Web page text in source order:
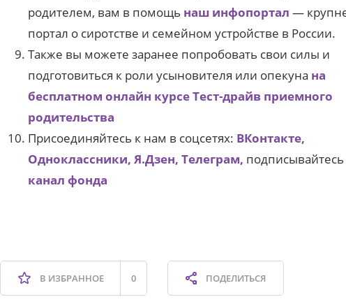
родителем, вам в помощь наш инфопортал —
портал о сиротстве и семейном устройстве в России.
Также вы можете заранее попробовать свои силы и
подготовиться к роли усыновителя или опекуна на
бесплатном онлайн курсе Тест-драйв приемного
родительства
Присоединяйтесь к нам в соцсетях: ВКонтакте,
Одноклассники, Я.Дзен, Телеграм, подписывайтесь
канал фонда
В ИЗБРАННОЕ 0 ПОДЕЛИТЬСЯ